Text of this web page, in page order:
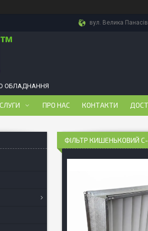
вул. Велика
ОБЛАДНАННЯ
ПРО НАС КОНТАКТИ
ФІЛЬТР КИШЕНЬКОВИЙ C-